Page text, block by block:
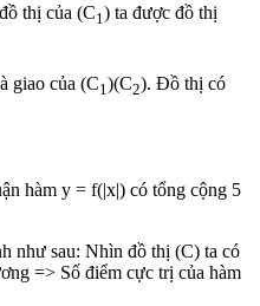
thị của (C1 ) ta được đồ thị
giao của (C1)(C2). Đồ thị có
hàm y = f(|x|) có tổng cộng 5
như sau: Nhìn đồ thị (C) ta có
=> Số điểm cực trị của hàm